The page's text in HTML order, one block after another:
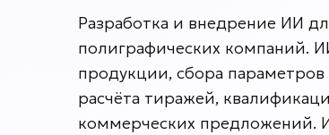
Разработка и внедрение ИИ
полиграфических компаний.
продукции, сбора
расчёта тиражей,
коммерческих предложений.